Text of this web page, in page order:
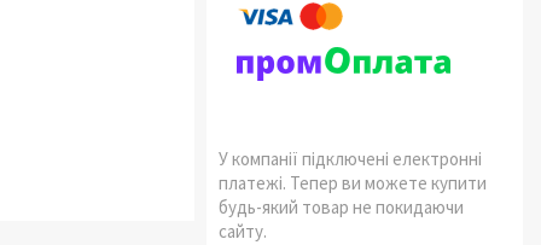
У компанії підключені електронні
платежі. Тепер ви можете купити
будь-який товар не покидаючи
сайту.